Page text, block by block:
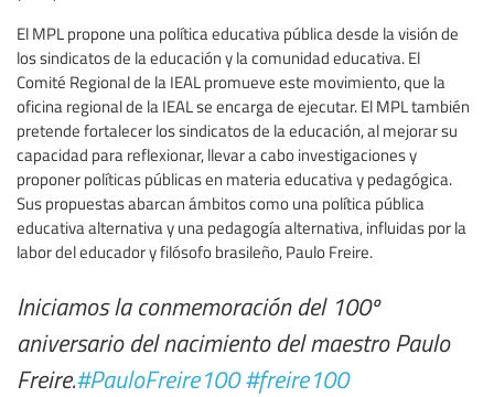
El MPL propone una política educativa pública desde la visión de
los sindicatos de la educación y la comunidad educativa. El
Comité Regional de la IEAL promueve este movimiento, que la
oficina regional de la IEAL se encarga de ejecutar. El MPL también
pretende fortalecer los sindicatos de la educación, al mejorar su
capacidad para reflexionar, llevar a cabo investigaciones y
proponer políticas públicas en materia educativa y pedagógica.
Sus propuestas abarcan ámbitos como una política pública
educativa alternativa y una pedagogía alternativa, influidas por la
labor del educador y filósofo brasileño, Paulo Freire.
Iniciamos la conmemoración del 100º
aniversario del nacimiento del maestro Paulo
Freire.#PauloFreire100 #freire100